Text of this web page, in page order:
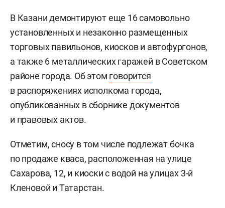
В Казани демонтируют еще 16 самовольно
установленных и незаконно размещенных
торговых павильонов, киосков и автофургонов,
а также 6 металлических гаражей в Советском
районе города. Об этом говорится
в распоряжениях исполкома города,
опубликованных в сборнике документов
и правовых актов.
Отметим, сносу в том числе подлежат бочка
по продаже кваса, расположенная на улице
Сахарова, 12, и киоски с водой на улицах 3-й
Кленовой и Татарстан.